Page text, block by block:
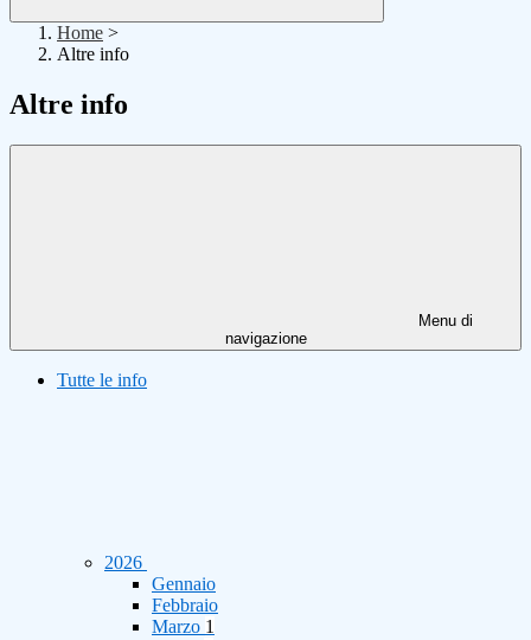
Home >
Altre info
Altre info
Menu di
navigazione
Tutte le info
2026
Gennaio
Febbraio
Marzo 1